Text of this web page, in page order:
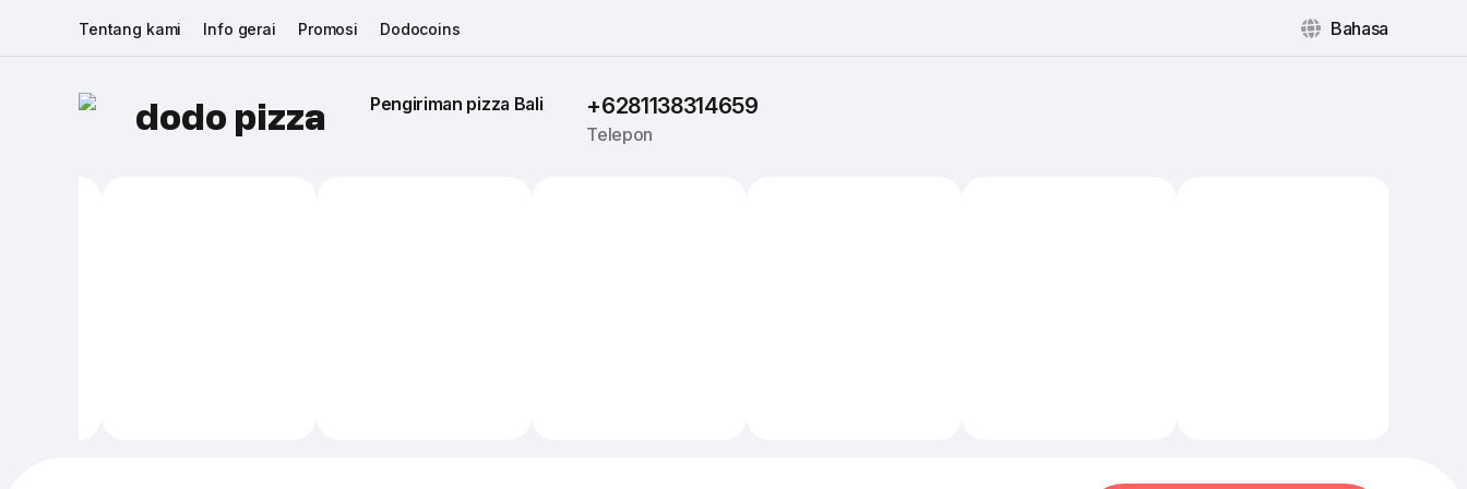
Tentang kami Info gerai Promosi Dodocoins Bahasa
dodo pizza Pengiriman pizza Bali +6281138314659
Telepon